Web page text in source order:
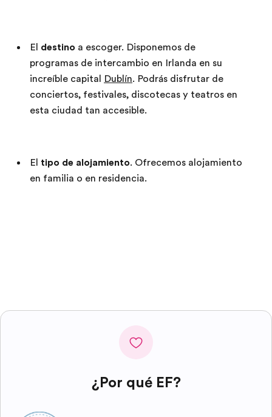
El destino a escoger. Disponemos de
programas de intercambio en Irlanda en su
increíble capital
Dublín. Podrás disfrutar de
conciertos, festivales, discotecas y teatros en
esta ciudad tan accesible.
El tipo de alojamiento. Ofrecemos alojamiento
en familia o en residencia.
¿Por qué EF?